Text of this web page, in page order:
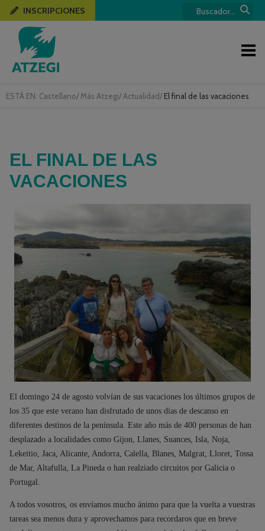
ESTÁ EN: Castellano/ Más Atzegi/ Actualidad/ El final de las vacaciones
INSCRIPCIONES
EL FINAL DE LAS
VACACIONES
El domingo 24 de agosto volvían de sus vacaciones los últimos grupos de
los 35 que este verano han disfrutado de unos días de descanso en
diferentes destinos de la península. Este año más de 400 personas de han
desplazado a localidades como Gijon, Llanes, Suances, Isla, Noja,
Lekeitio, Jaca, Alicante, Andorra, Calella, Blanes, Malgrat, Lloret, Tossa
de Mar, Altafulla, La Pineda o han realziado circuitos por Galicia o
Portugal.
A todos vosotros, os envíamos mucho ánimo para que la vuelta a vuestras
tareas sea menos dura y aprovechamos para recordaros que en breve